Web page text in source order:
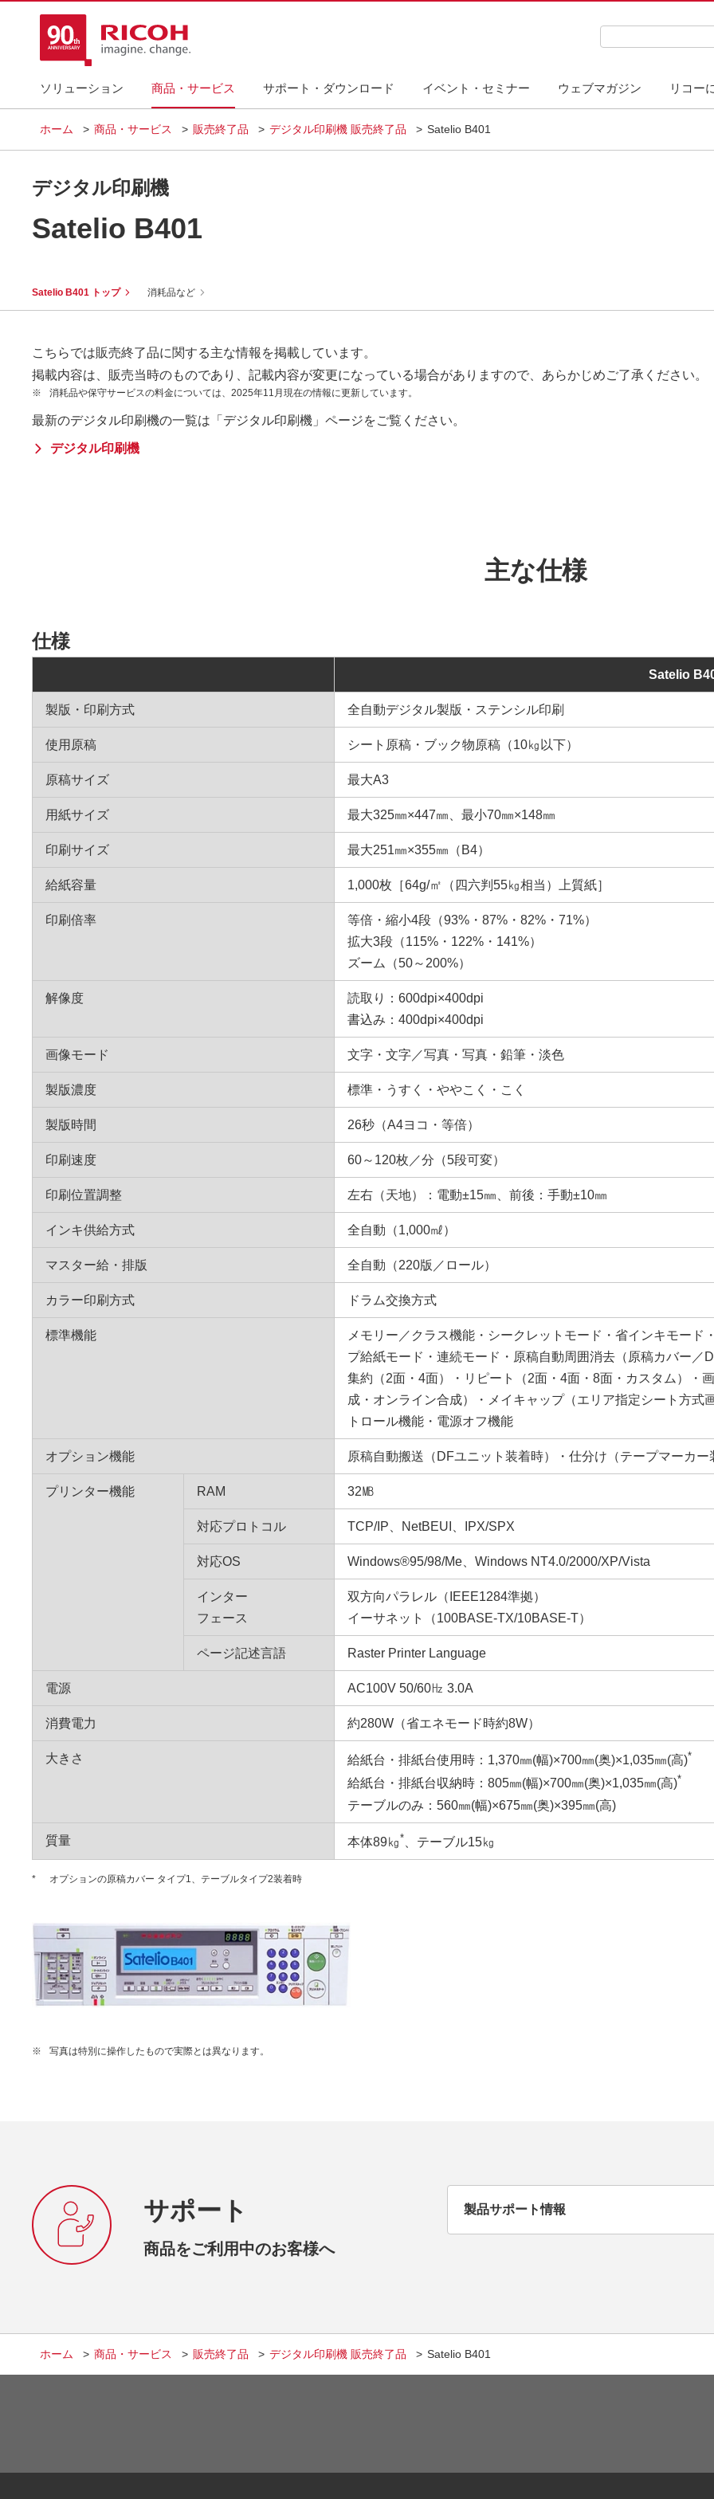
ソリューション 商品・サービス サポート・ダウンロード イベント・セミナー ウェブマガジン リコー
検索キーワード入力
ホーム 商品・サービス 販売終了品 デジタル印刷機 販売終了品 Satelio B401
デジタル印刷機
Satelio B401
Satelio B401 トップ 消耗品など
こちらでは販売終了品に関する主な情報を掲載しています。
掲載内容は、販売当時のものであり、記載内容が変更になっている場合がありますので、あらかじめご了承ください。
※ 消耗品や保守サービスの料金については、2025年11月現在の情報に更新しています。
最新のデジタル印刷機の一覧は「デジタル印刷機」ページをご覧ください。
デジタル印刷機
主な仕様
仕様
Satelio
製版・印刷方式 全自動デジタル製版・ステンシル印刷
使用原稿 シート原稿・ブック物原稿（10㎏以下）
原稿サイズ 最大A3
用紙サイズ 最大325㎜×447㎜、最小70㎜×148㎜
印刷サイズ 最大251㎜×355㎜（B4）
給紙容量 1,000枚［64g/㎡（四六判55㎏相当）上質紙］
印刷倍率
等倍・縮小4段（93%・87%・82%・71%）
拡大3段（115%・122%・141%）
ズーム（50～200%）
解像度
読取り：600dpi×400dpi
書込み：400dpi×400dpi
画像モード 文字・文字／写真・写真・鉛筆・淡色
製版濃度 標準・うすく・ややこく・こく
製版時間 26秒（A4ヨコ・等倍）
印刷速度 60～120枚／分（5段可変）
印刷位置調整 左右（天地）：電動±15㎜、前後：手動±10㎜
インキ供給方式 全自動（1,000㎖）
マスター給・排版 全自動（220版／ロール）
カラー印刷方式 ドラム交換方式
標準機能
メモリー／クラス機能・シークレットモード・省インキモー
プ給紙モード・連続モード・原稿自動周囲消去（原稿カバー
集約（2面・4面）・リピート（2面・4面・8面・カスタム）・
成・オンライン合成）・メイキャップ（エリア指定シート方
トロール機能・電源オフ機能
オプション機能 原稿自動搬送（DFユニット装着時）・仕分け（テープマーカー
プリンター機能 RAM 32㎆
対応プロトコル TCP/IP、NetBEUI、IPX/SPX
対応OS Windows®95/98/Me、Windows NT4.0/2000/XP/Vista
インター
フェース
双方向パラレル（IEEE1284準拠）
イーサネット（100BASE-TX/10BASE-T）
ページ記述言語 Raster Printer Language
電源 AC100V 50/60㎐ 3.0A
消費電力 約280W（省エネモード時約8W）
大きさ 給紙台・排紙台使用時：1,370㎜(幅)×700㎜(奥)×1,035㎜(高)*
給紙台・排紙台収納時：805㎜(幅)×700㎜(奥)×1,035㎜(高)*
テーブルのみ：560㎜(幅)×675㎜(奥)×395㎜(高)
質量 本体89㎏* 、テーブル15㎏
* オプションの原稿カバー タイプ1、テーブルタイプ2装着時
※ 写真は特別に操作したもので実際とは異なります。
サポート
商品をご利用中のお客様へ
製品サポート情報
ホーム 商品・サービス 販売終了品 デジタル印刷機 販売終了品 Satelio B401